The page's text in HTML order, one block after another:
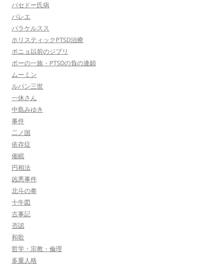
バセドー氏病
バレエ
パラケルスス
ホリスティックPTSD治療
ポニョ以前のジブリ
ポーの一族・PTSDの負の連鎖
ムーミン
ルパン三世
一休さん
中島みゆき
事件
二ノ国
依存症
催眠
円相法
凶悪事件
北斗の拳
十牛図
古事記
否認
和歌
哲学・宗教・倫理
多重人格